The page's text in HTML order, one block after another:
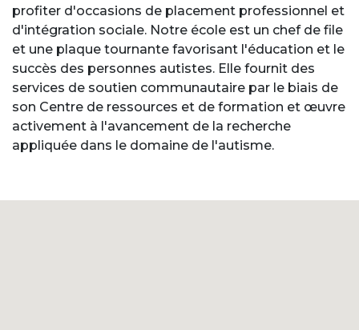
profiter d'occasions de placement professionnel et
d'intégration sociale. Notre école est un chef de file
et une plaque tournante favorisant l'éducation et le
succès des personnes autistes. Elle fournit des
services de soutien communautaire par le biais de
son Centre de ressources et de formation et œuvre
activement à l'avancement de la recherche
appliquée dans le domaine de l'autisme.